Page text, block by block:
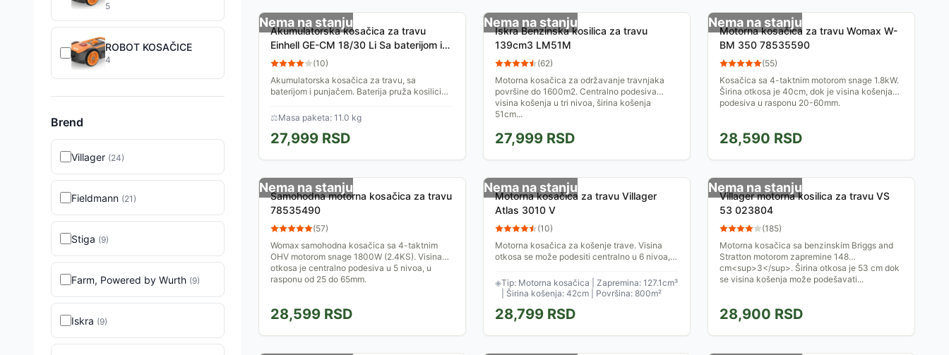
5
ROBOT KOSAČICE
4
Brend
Villager (24)
Fieldmann (21)
Stiga (9)
Farm, Powered by Wurth (9)
Iskra (9)
Nema na stanju
Akumulatorska kosačica za travu
Einhell GE-CM 18/30 Li Sa baterijom i
punjačem(10)
Akumulatorska kosačica za travu, sa
baterijom i punjačem. Baterija pruža kosilici
30 cm preporučuje...
⚖Masa paketa: 11.0 kg
27,999 RSD
Nema na stanju
Iskra Benzinska kosilica za travu
139cm3 LM51M
(62)
Motorna kosačica za održavanje travnjaka
površine do 1600m2. Centralno podesiva
visina košenja u tri nivoa, širina košenja
51cm...
27,999 RSD
Nema na stanju
Motorna kosačica za travu Womax W-
BM 350 78535590
(55)
Kosačica sa 4-taktnim motorom snage 1.8kW.
Širina otkosa je 40cm, dok je visina košenja
podesiva u rasponu 20-60mm.
28,590 RSD
Nema na stanju
Samohodna motorna kosačica za travu
78535490
(57)
Womax samohodna kosačica sa 4-taktnim
OHV motorom snage 1800W (2.4KS). Visina
otkosa je centralno podesiva u 5 nivoa, u
rasponu od 25 do 65mm.
28,599 RSD
Nema na stanju
Motorna kosačica za travu Villager
Atlas 3010 V
(10)
Motorna kosačica za košenje trave. Visina
otkosa se može podesiti centralno u 6 nivoa,
noževe koji zahvataju...
◈Tip: Motorna kosačica | Zapremina: 127.1cm³
| Širina košenja: 42cm | Površina: 800m²
28,799 RSD
Nema na stanju
Villager motorna kosilica za travu VS
53 023804
(185)
Motorna kosačica sa benzinskim Briggs and
Stratton motorom zapremine 148
cm<sup>3</sup>. Širina otkosa je 53 cm dok
se visina košenja može podešavati...
28,900 RSD